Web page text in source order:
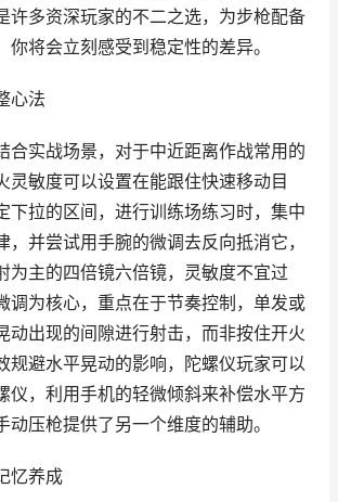
许多资深玩家的不二之选，为步枪配备
你将会立刻感受到稳定性的差异。
心法
合实战场景，对于中近距离作战常用的
灵敏度可以设置在能跟住快速移动目
下拉的区间，进行训练场练习时，集中
，并尝试用手腕的微调去反向抵消它，
为主的四倍镜六倍镜，灵敏度不宜过
调为核心，重点在于节奏控制，单发或
动出现的间隙进行射击，而非按住开火
规避水平晃动的影响，陀螺仪玩家可以
仪，利用手机的轻微倾斜来补偿水平方
动压枪提供了另一个维度的辅助。
忆养成